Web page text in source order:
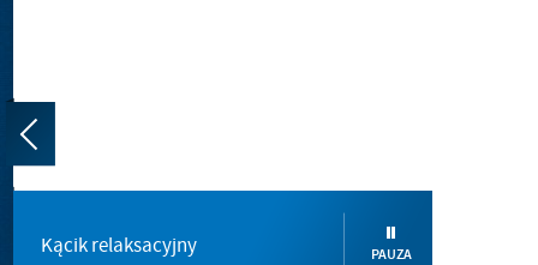
Kącik relaksacyjny PAUZA